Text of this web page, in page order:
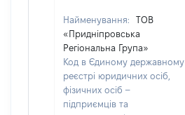
Найменування:
ТОВ
«Придніпровська
Регіональна Група»
Код в Єдиному державному
реєстрі юридичних осіб,
фізичних осіб –
підприємців та